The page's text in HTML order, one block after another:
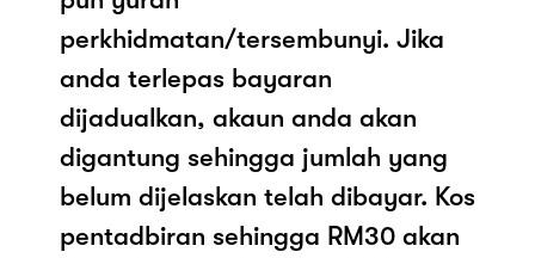
perkhidmatan/tersembunyi. Jika
anda terlepas bayaran
dijadualkan, akaun anda akan
digantung sehingga jumlah yang
belum dijelaskan telah dibayar. Kos
pentadbiran sehingga RM30 akan